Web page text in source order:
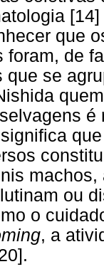
que
foram, de
que se
ou
o
, a